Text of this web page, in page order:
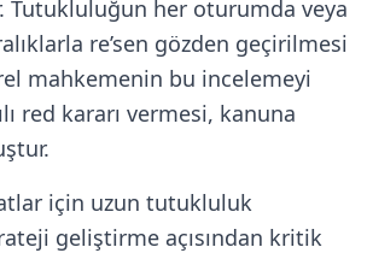
Tutukluluğun her oturumda veya
re’sen gözden geçirilmesi
mahkemenin bu incelemeyi
red kararı vermesi, kanuna
için uzun tutukluluk
geliştirme açısından kritik